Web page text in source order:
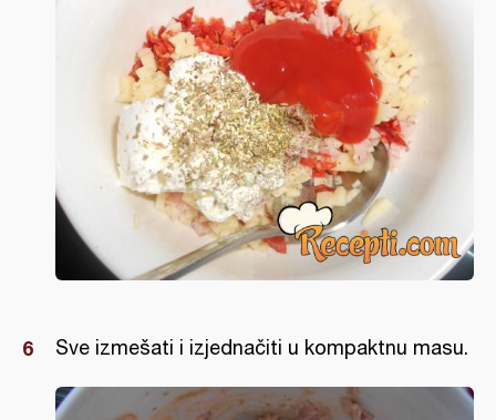
Sve izmešati i izjednačiti u kompaktnu masu.